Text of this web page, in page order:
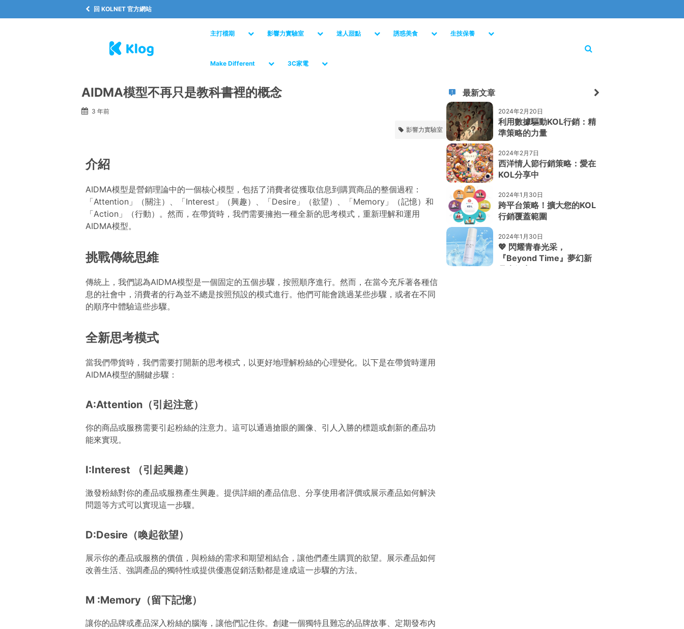
回 KOLNET 官方網站
主打檔期 影響力實驗室 迷人甜點 誘惑美食 生技保養
Make Different 3C家電
AIDMA模型不再只是教科書裡的概念
3 年前
影響力實驗室
介紹
AIDMA模型是營銷理論中的一個核心模型，包括了消費者從獲取信息到購買商品的整個過程：
「Attention」（關注）、「Interest」（興趣）、「Desire」（欲望）、「Memory」（記憶）和
「Action」（行動）。然而，在帶貨時，我們需要擁抱一種全新的思考模式，重新理解和運用
AIDMA模型。
挑戰傳統思維
傳統上，我們認為AIDMA模型是一個固定的五個步驟，按照順序進行。然而，在當今充斥著各種信
息的社會中，消費者的行為並不總是按照預設的模式進行。他們可能會跳過某些步驟，或者在不同
的順序中體驗這些步驟。
全新思考模式
當我們帶貨時，我們需要打開新的思考模式，以更好地理解粉絲的心理變化。以下是在帶貨時運用
AIDMA模型的關鍵步驟：
A:Attention（引起注意）
你的商品或服務需要引起粉絲的注意力。這可以通過搶眼的圖像、引人入勝的標題或創新的產品功
能來實現。
I:Interest （引起興趣）
激發粉絲對你的產品或服務產生興趣。提供詳細的產品信息、分享使用者評價或展示產品如何解決
問題等方式可以實現這一步驟。
D:Desire（喚起欲望）
展示你的產品或服務的價值，與粉絲的需求和期望相結合，讓他們產生購買的欲望。展示產品如何
改善生活、強調產品的獨特性或提供優惠促銷活動都是達成這一步驟的方法。
M :Memory（留下記憶）
讓你的品牌或產品深入粉絲的腦海，讓他們記住你。創建一個獨特且難忘的品牌故事、定期發布內
最新文章
2024年2月20日
利用數據驅動KOL行銷：精
準策略的力量
2024年2月7日
西洋情人節行銷策略：愛在
KOL分享中
2024年1月30日
跨平台策略！擴大您的KOL
行銷覆蓋範圍
2024年1月30日
💖 閃耀青春光采，
『Beyond Time』夢幻新